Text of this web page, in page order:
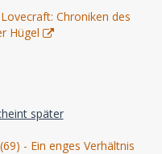
Chroniken des
Hügel
später
- Ein enges Verhältnis